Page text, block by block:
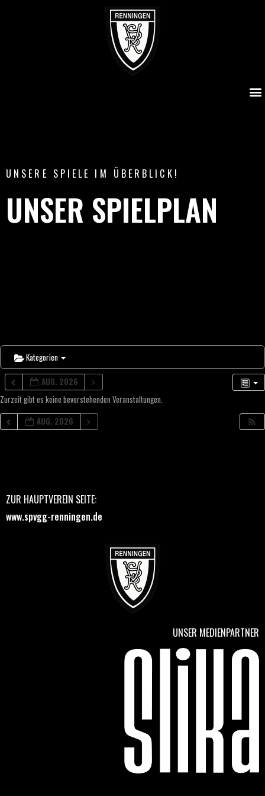
UNSERE SPIELE IM ÜBERBLICK!
UNSER SPIELPLAN
Kategorien
AUG. 2026
Zurzeit gibt es keine bevorstehenden Veranstaltungen.
AUG. 2026
ZUR HAUPTVEREIN SEITE:
www.spvgg-renningen.de
UNSER MEDIENPARTNER